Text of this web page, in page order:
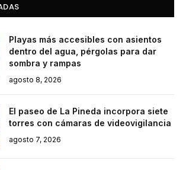
Playas más accesibles con asientos
dentro del agua, pérgolas para dar
sombra y rampas
agosto 8, 2026
El paseo de La Pineda incorpora siete
torres con cámaras de videovigilancia
agosto 7, 2026